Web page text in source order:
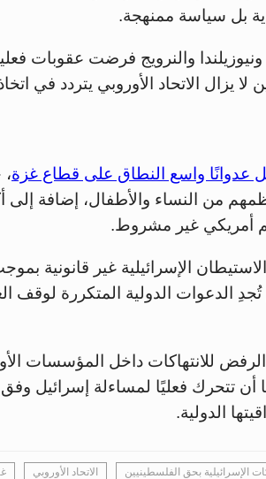
بل سياسة ممنهجة.
ونيوزيلندا والنرويج فرضت عقوبات
يزال الاتحاد الأوروبي يتردد في
عدوانًا واسع النطاق على قطاع غزة
أمريكي غير مشروط.
الإسرائيلية غير قانونية
الدعوات الدولية المتكررة لوقف
للانتهاكات داخل المؤسسات
أن تتحرك فعليًا لمساءلة إسرائيل وفق
الدولية.
الإسرائيلية بحق الفلسطينيين الاتحاد الأوروبي